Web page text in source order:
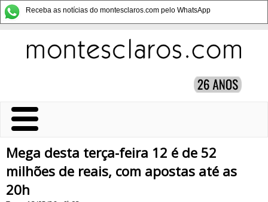
Receba as notícias do montesclaros.com pelo WhatsApp
Mega desta terça-feira 12 é de 52
milhões de reais, com apostas até as
20h